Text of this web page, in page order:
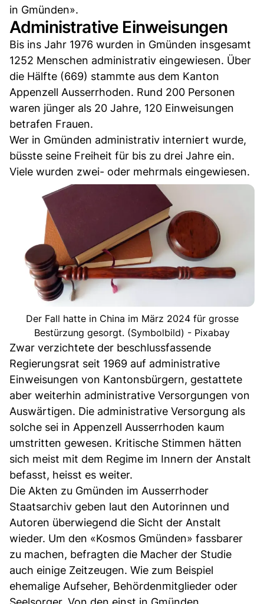
in Gmünden».
Administrative Einweisungen
Bis ins Jahr 1976 wurden in Gmünden insgesamt
1252 Menschen administrativ eingewiesen. Über
die Hälfte (669) stammte aus dem Kanton
Appenzell Ausserrhoden. Rund 200 Personen
waren jünger als 20 Jahre, 120 Einweisungen
betrafen Frauen.
Wer in Gmünden administrativ interniert wurde,
büsste seine Freiheit für bis zu drei Jahre ein.
Viele wurden zwei- oder mehrmals eingewiesen.
Der Fall hatte in China im März 2024 für grosse
Bestürzung gesorgt. (Symbolbild) - Pixabay
Zwar verzichtete der beschlussfassende
Regierungsrat seit 1969 auf administrative
Einweisungen von Kantonsbürgern, gestattete
aber weiterhin administrative Versorgungen von
Auswärtigen. Die administrative Versorgung als
solche sei in Appenzell Ausserrhoden kaum
umstritten gewesen. Kritische Stimmen hätten
sich meist mit dem Regime im Innern der Anstalt
befasst, heisst es weiter.
Die Akten zu Gmünden im Ausserrhoder
Staatsarchiv geben laut den Autorinnen und
Autoren überwiegend die Sicht der Anstalt
wieder. Um den «Kosmos Gmünden» fassbarer
zu machen, befragten die Macher der Studie
auch einige Zeitzeugen. Wie zum Beispiel
ehemalige Aufseher, Behördenmitglieder oder